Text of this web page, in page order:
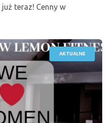
teraz! Cenny w
AKTUALNE